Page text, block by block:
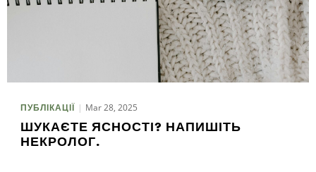
ПУБЛІКАЦІЇ Mar 28, 2025
ШУКАЄТЕ ЯСНОСТІ? НАПИШІТЬ
НЕКРОЛОГ.